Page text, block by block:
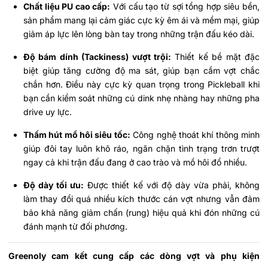
Chất liệu PU cao cấp: Với cấu tạo từ sợi tổng hợp siêu bền,
sản phẩm mang lại cảm giác cực kỳ êm ái và mềm mại, giúp
giảm áp lực lên lòng bàn tay trong những trận đấu kéo dài.
Độ bám dính (Tackiness) vượt trội: Thiết kế bề mặt đặc
biệt giúp tăng cường độ ma sát, giúp bạn cầm vợt chắc
chắn hơn. Điều này cực kỳ quan trọng trong Pickleball khi
bạn cần kiểm soát những cú dink nhẹ nhàng hay những pha
drive uy lực.
Thấm hút mồ hôi siêu tốc: Công nghệ thoát khí thông minh
giúp đôi tay luôn khô ráo, ngăn chặn tình trạng trơn trượt
ngay cả khi trận đấu đang ở cao trào và mồ hôi đổ nhiều.
Độ dày tối ưu: Được thiết kế với độ dày vừa phải, không
làm thay đổi quá nhiều kích thước cán vợt nhưng vẫn đảm
bảo khả năng giảm chấn (rung) hiệu quả khi đón những cú
đánh mạnh từ đối phương.
Greenoly cam kết cung cấp các dòng vợt và phụ kiện